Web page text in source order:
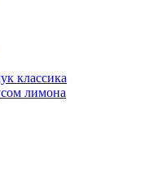
классика
лимона